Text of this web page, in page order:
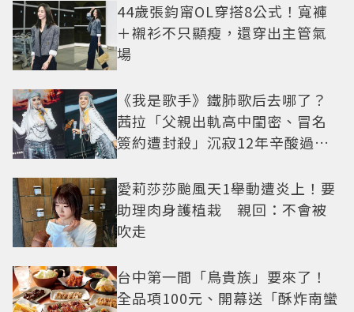
44歲張鈞甯OL穿搭8公式！寬褲
＋襯衫不只顯瘦，還穿出主管氣
場
《我是歌手》鐵肺歌后去哪了？
茜拉「父親出軌高中閨密、冒名
簽約遭封殺」沉寂12年辛酸過往
愛莉莎莎颱風天1舉動遭炎上！要
助理肉身護植栽 親回：不會被
吹走
台中第一間「鳥貴族」要來了！
全品項100元、開幕送「酥炸南蠻